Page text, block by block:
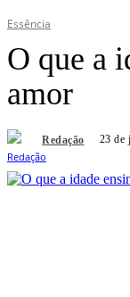
Essência
O que a
amor
Redação 23 de